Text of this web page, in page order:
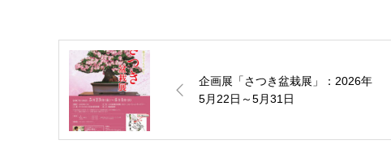
企画展「さつき盆栽展」：2026年
5月22日～5月31日